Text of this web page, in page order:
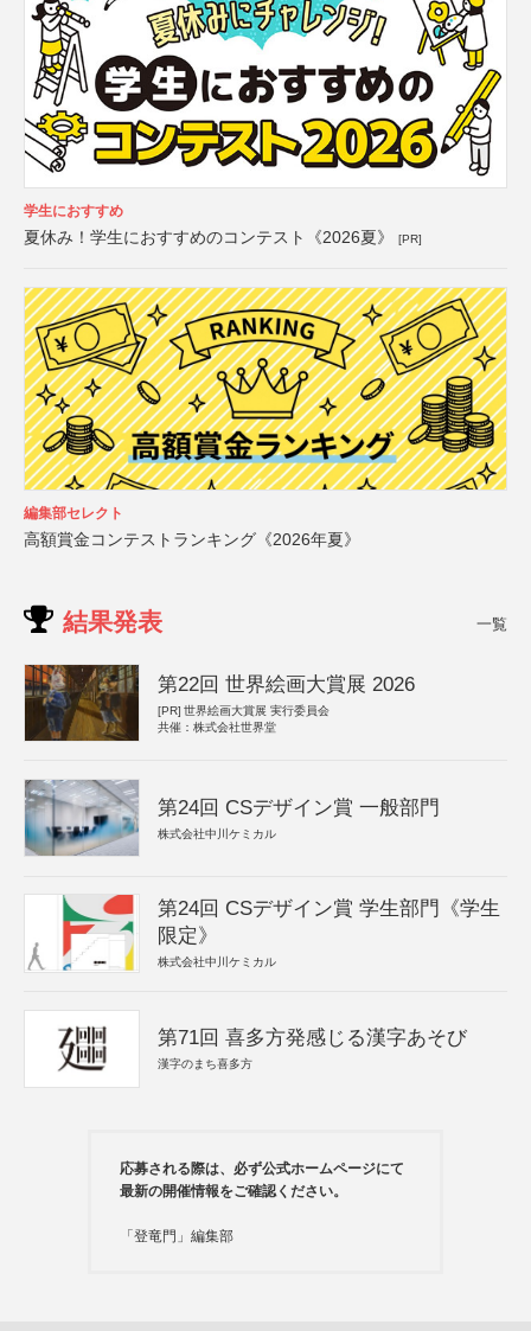
学生におすすめ
夏休み！学生におすすめのコンテスト《2026夏》 [PR]
編集部セレクト
高額賞金コンテストランキング《2026年夏》
結果発表 一覧
第22回 世界絵画大賞展 2026
[PR] 世界絵画大賞展 実行委員会
共催：株式会社世界堂
第24回 CSデザイン賞 一般部門
株式会社中川ケミカル
第24回 CSデザイン賞 学生部門《学生
限定》
株式会社中川ケミカル
第71回 喜多方発感じる漢字あそび
漢字のまち喜多方
応募される際は、必ず公式ホームページにて
最新の開催情報をご確認ください。
「登竜門」編集部